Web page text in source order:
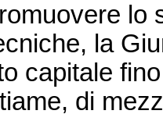
lo
la
capitale
di